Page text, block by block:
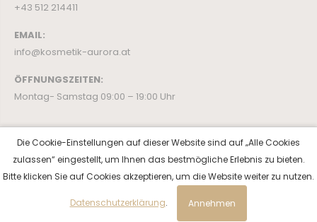
+43 512 214411
EMAIL:
info@kosmetik-aurora.at
ÖFFNUNGSZEITEN:
Montag- Samstag 09:00 – 19:00 Uhr
Die Cookie-Einstellungen auf dieser Website sind auf „Alle Cookies
zulassen“ eingestellt, um Ihnen das bestmögliche Erlebnis zu bieten.
Bitte klicken Sie auf Cookies akzeptieren, um die Website weiter zu nutzen.
Datenschutzerklärung. Annehmen